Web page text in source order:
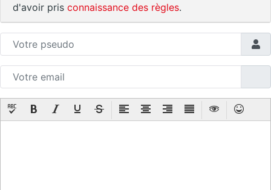
d'avoir pris connaissance des règles.